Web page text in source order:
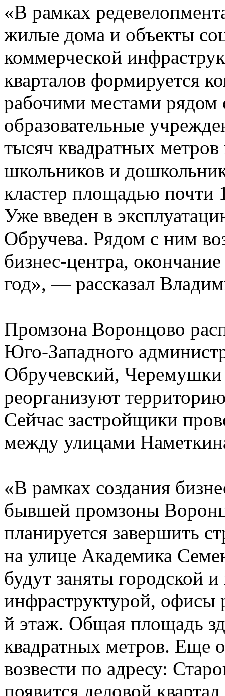
«В рамках
жилые дома и объекты
коммерческой
кварталов формируется
рабочими местами рядом
образовательные
тысяч квадратных
школьников и
кластер площадью почти
Уже введен в
Обручева. Рядом с ним
бизнес-центра,
год», — рассказал
Промзона Воронцово
Юго-Западного
Обручевский, Черемушки
реорганизуют
Сейчас застройщики
между улицами
«В рамках создания
бывшей промзоны
планируется завершить
на улице Академика
будут заняты городской
инфраструктурой, офисы
й этаж. Общая площадь
квадратных метров. Еще
возвести по адресу:
появится деловой